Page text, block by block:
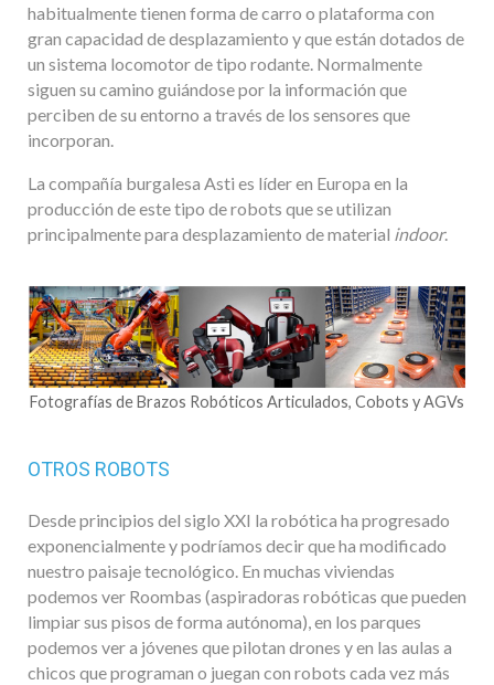
habitualmente tienen forma de carro o plataforma con
gran capacidad de desplazamiento y que están dotados de
un sistema locomotor de tipo rodante. Normalmente
siguen su camino guiándose por la información que
perciben de su entorno a través de los sensores que
incorporan.
La compañía burgalesa Asti es líder en Europa en la
producción de este tipo de robots que se utilizan
principalmente para desplazamiento de material indoor.
Fotografías de Brazos Robóticos Articulados, Cobots y AGVs
OTROS ROBOTS
Desde principios del siglo XXI la robótica ha progresado
exponencialmente y podríamos decir que ha modificado
nuestro paisaje tecnológico. En muchas viviendas
podemos ver Roombas (aspiradoras robóticas que pueden
limpiar sus pisos de forma autónoma), en los parques
podemos ver a jóvenes que pilotan drones y en las aulas a
chicos que programan o juegan con robots cada vez más